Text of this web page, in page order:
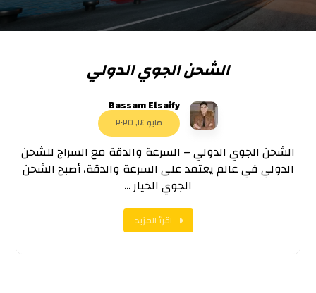
الشحن الجوي الدولي
Bassam Elsaify
مايو ١٤, ٢٠٢٥
الشحن الجوي الدولي – السرعة والدقة مع السراج للشحن
الدولي في عالم يعتمد على السرعة والدقة، أصبح الشحن
الجوي الخيار ...
اقرأ المزيد